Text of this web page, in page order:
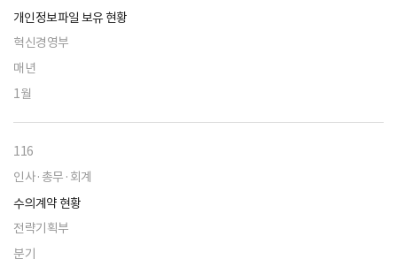
개인정보파일 보유 현황
혁신경영부
매년
1월
116
인사·총무·회계
수의계약 현황
전략기획부
분기